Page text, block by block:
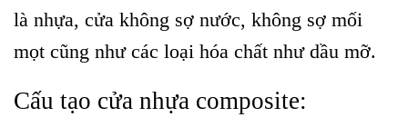
là nhựa, cửa không sợ nước, không sợ mối
mọt cũng như các loại hóa chất như dầu mỡ.
Cấu tạo cửa nhựa composite: